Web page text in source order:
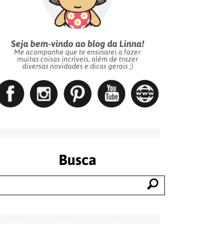
Seja bem-vindo ao blog da Linna!
Me acompanhe que te ensinarei a fazer
muitas coisas incríveis, além de trazer
diversas novidades e dicas gerais ;)
Busca